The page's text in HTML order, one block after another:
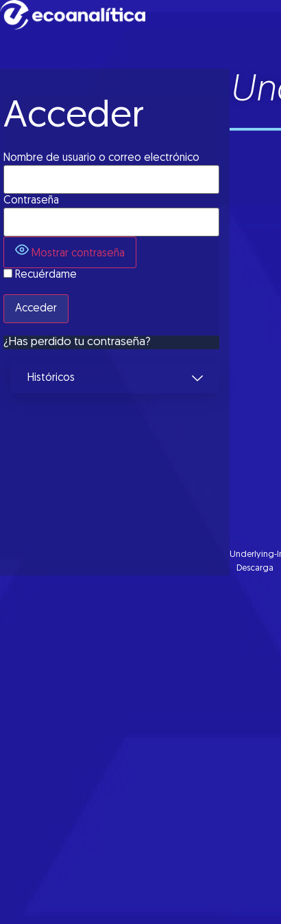
Acceder
Nombre de usuario o correo electrónico
Contraseña
Mostrar contraseña
Recuérdame
¿Has perdido tu contraseña?
Históricos
Underlying-
Descarga